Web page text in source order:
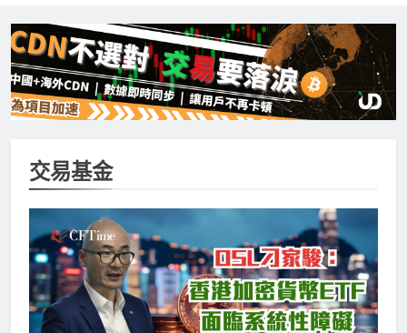
主因 市場聚焦比特幣波動
Strategy再賣比特幣！Saylor澄清：公司與個人分
開，我從未賣出
交易基金